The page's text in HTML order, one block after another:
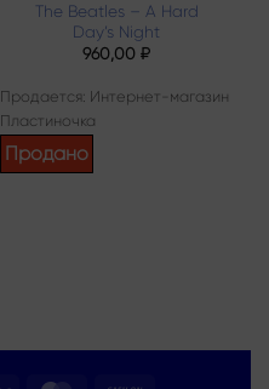
The Beatles – A Hard
Day’s Night
960,00₽
Продается: Интернет-магазин
Пластиночка
Продано